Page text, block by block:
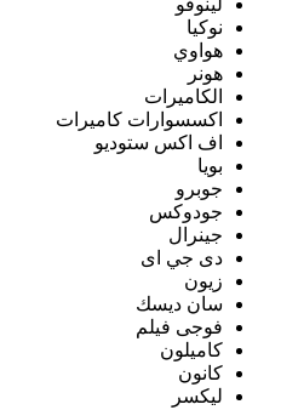
لينوفو
نوكيا
هواوي
هونر
الكاميرات
اكسسوارات كاميرات
اف اكس ستوديو
بويا
جوبرو
جودوكس
جينرال
دى جي اى
زيون
سان ديسك
فوجى فيلم
كاميلون
كانون
ليكسر